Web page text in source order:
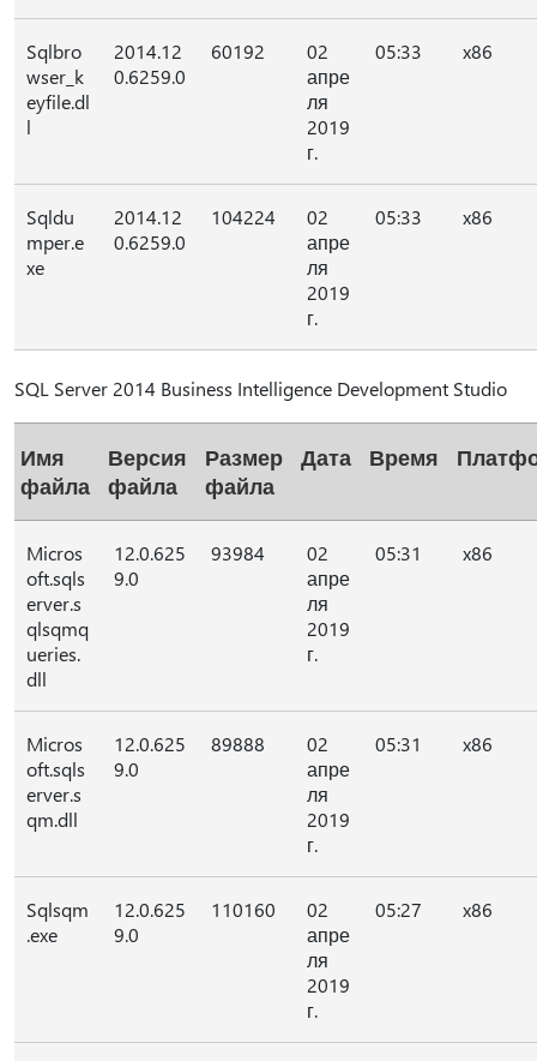
Sqlbro
wser_k
eyfile.dl
l
2014.12
0.6259.0
60192
02
апре
ля
2019
г.
05:33 x86
Sqldu
mper.e
xe
2014.12
0.6259.0
104224
02
апре
ля
2019
г.
05:33 x86
SQL Server 2014 Business Intelligence Development Studio
Имя
файла
Версия
файла
Размер
файла
Дата Время
Micros
oft.sqls
erver.s
qlsqmq
ueries.
dll
12.0.625
9.0
93984
02
апре
ля
2019
г.
05:31 x86
Micros
oft.sqls
erver.s
qm.dll
12.0.625
9.0
89888
02
апре
ля
2019
г.
05:31 x86
Sqlsqm
.exe
12.0.625
9.0
110160
02
апре
ля
2019
г.
05:27 x86